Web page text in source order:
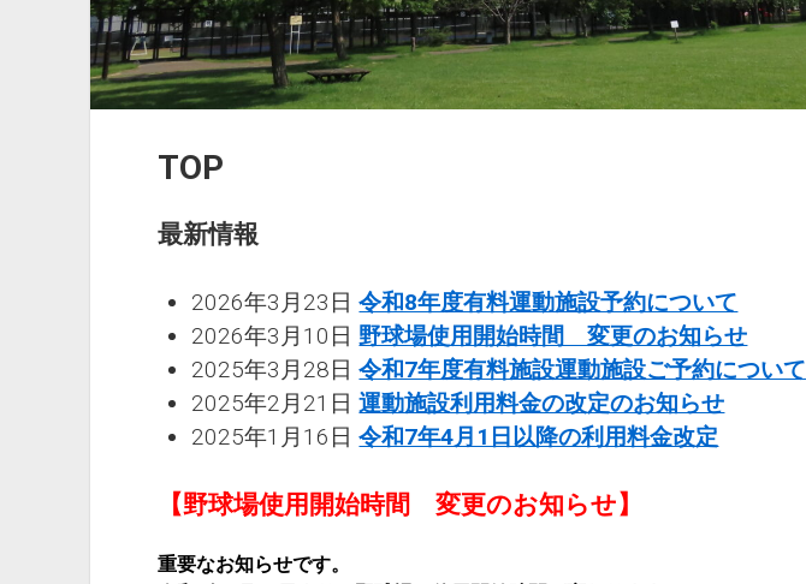
TOP
最新情報
2026年3月23日令和8年度有料運動施設予約について
2026年3月10日野球場使用開始時間 変更のお知らせ
2025年3月28日令和7年度有料施設運動施設ご予約について
2025年2月21日運動施設利用料金の改定のお知らせ
2025年1月16日令和7年4月1日以降の利用料金改定
【野球場使用開始時間 変更のお知らせ】
重要なお知らせです。